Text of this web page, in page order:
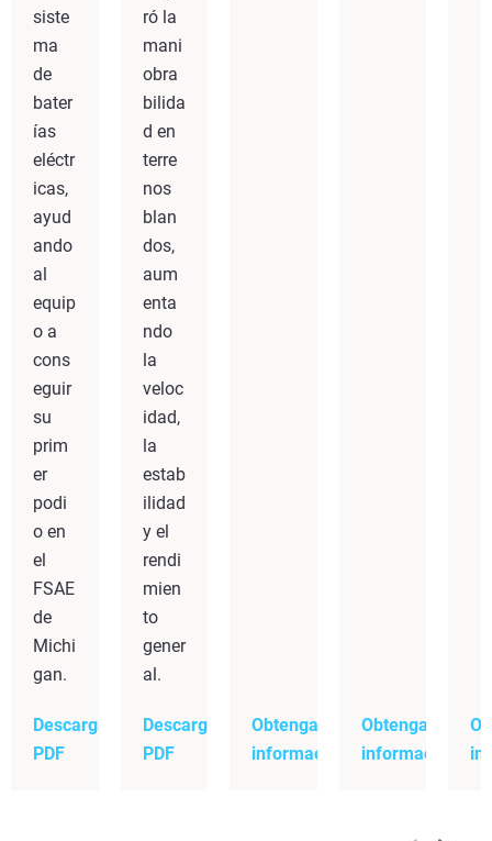
siste
ma
de
bater
ías
eléctr
icas,
ayud
ando
al
equip
o a
cons
eguir
su
prim
er
podi
o en
el
FSAE
de
Michi
gan.
Descargar
PDF
ró la
mani
obra
bilida
d en
terre
nos
blan
dos,
aum
enta
ndo
la
veloc
idad,
la
estab
ilidad
y el
rendi
mien
to
gener
al.
Descargar
PDF
Obtenga más
información
Obtenga más
información